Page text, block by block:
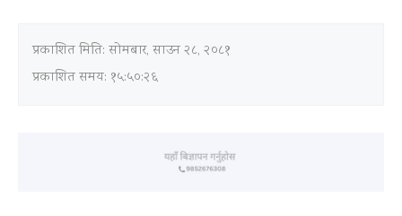
प्रकाशित मिति: सोमबार, साउन २८, २०८१
प्रकाशित समय: १५:५०:२६